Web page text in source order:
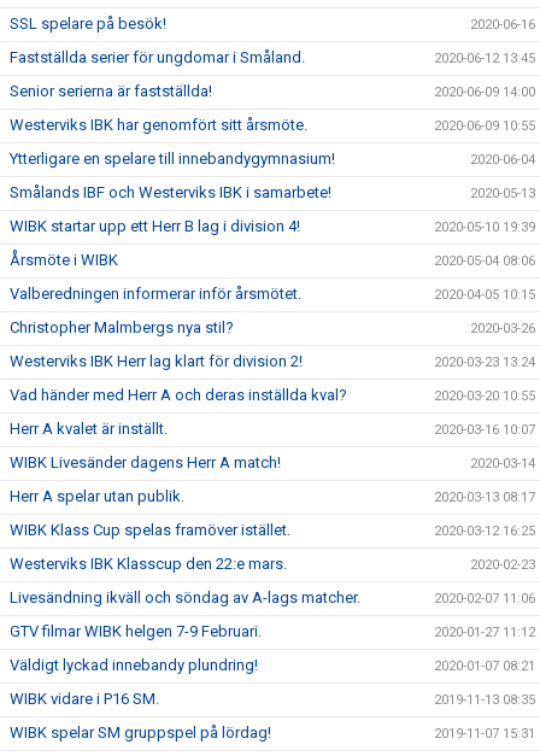
SSL spelare på besök! 2020-06-16
Fastställda serier för ungdomar i Småland. 2020-06-12 13:45
Senior serierna är fastställda! 2020-06-09 14:00
Westerviks IBK har genomfört sitt årsmöte. 2020-06-09 10:55
Ytterligare en spelare till innebandygymnasium! 2020-06-04
Smålands IBF och Westerviks IBK i samarbete! 2020-05-13
WIBK startar upp ett Herr B lag i division 4! 2020-05-10 19:39
Årsmöte i WIBK 2020-05-04 08:06
Valberedningen informerar inför årsmötet. 2020-04-05 10:15
Christopher Malmbergs nya stil? 2020-03-26
Westerviks IBK Herr lag klart för division 2! 2020-03-23 13:24
Vad händer med Herr A och deras inställda kval? 2020-03-20 10:55
Herr A kvalet är inställt. 2020-03-16 10:07
WIBK Livesänder dagens Herr A match! 2020-03-14
Herr A spelar utan publik. 2020-03-13 08:17
WIBK Klass Cup spelas framöver istället. 2020-03-12 16:25
Westerviks IBK Klasscup den 22:e mars. 2020-02-23
Livesändning ikväll och söndag av A-lags matcher. 2020-02-07 11:06
GTV filmar WIBK helgen 7-9 Februari. 2020-01-27 11:12
Väldigt lyckad innebandy plundring! 2020-01-07 08:21
WIBK vidare i P16 SM. 2019-11-13 08:35
WIBK spelar SM gruppspel på lördag! 2019-11-07 15:31